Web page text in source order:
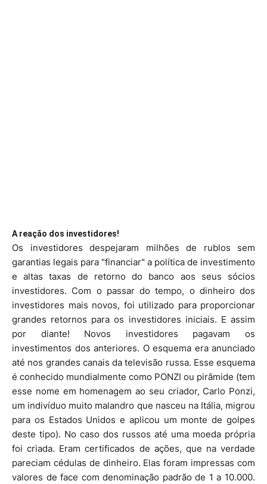
A reação dos investidores!
Os investidores despejaram milhões de rublos sem
garantias legais para "financiar" a política de investimento
e altas taxas de retorno do banco aos seus sócios
investidores. Com o passar do tempo, o dinheiro dos
investidores mais novos, foi utilizado para proporcionar
grandes retornos para os investidores iniciais. E assim
por diante! Novos investidores pagavam os
investimentos dos anteriores. O esquema era anunciado
até nos grandes canais da televisão russa. Esse esquema
é conhecido mundialmente como PONZI ou pirâmide (tem
esse nome em homenagem ao seu criador, Carlo Ponzi,
um indivíduo muito malandro que nasceu na Itália, migrou
para os Estados Unidos e aplicou um monte de golpes
deste tipo). No caso dos russos até uma moeda própria
foi criada. Eram certificados de ações, que na verdade
pareciam cédulas de dinheiro. Elas foram impressas com
valores de face com denominação padrão de 1 a 10.000.